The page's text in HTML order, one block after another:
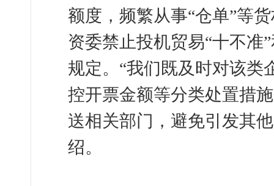
额度，频繁从事“仓单”等
资委禁止投机贸易“十不准
规定。“我们既及时对该类
控开票金额等分类处置措
送相关部门，避免引发其
绍。